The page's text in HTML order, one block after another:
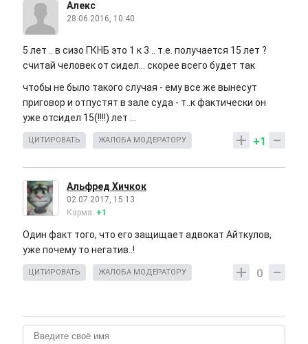
Алекс
28.06.2016, 10:40
5 лет .. в сизо ГКНБ это 1 к 3 .. т.е. получается 15 лет ?
считай человек от сидел... скорее всего будет так
чтобы не было такого случая - ему все же вынесут
приговор и отпустят в зале суда - т..к фактически он
уже отсидел 15(!!!!) лет ...
+1
ЦИТИРОВАТЬ ЖАЛОБА МОДЕРАТОРУ
Альфред Хичкок
02.07.2017, 15:13
Карма: +1
Один факт того, что его защищает адвокат Айткулов,
уже почему то негатив..!
0
ЦИТИРОВАТЬ ЖАЛОБА МОДЕРАТОРУ